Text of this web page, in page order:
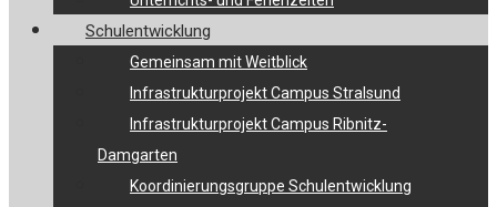
Schulentwicklung
Gemeinsam mit Weitblick
Infrastrukturprojekt Campus Stralsund
Infrastrukturprojekt Campus Ribnitz-
Damgarten
Koordinierungsgruppe Schulentwicklung